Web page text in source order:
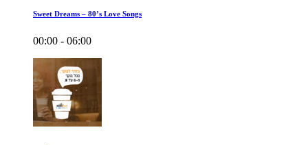
Sweet Dreams – 80’s Love Songs
00:00 - 06:00